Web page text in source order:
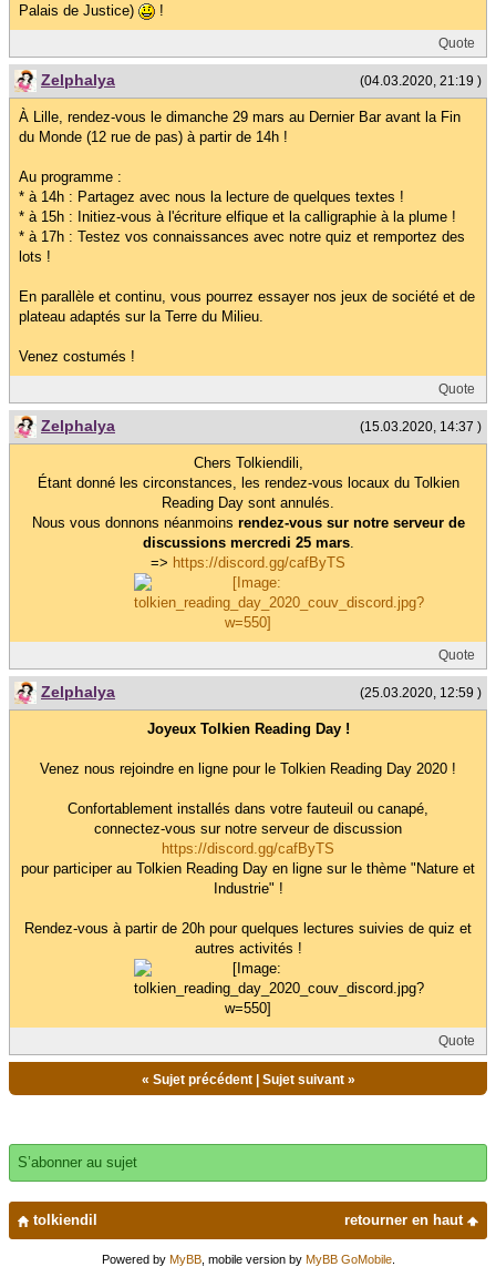
Palais de Justice)
!
Quote
(04.03.2020, 21:19 )
Zelphalya
À Lille, rendez-vous le dimanche 29 mars au Dernier Bar avant la Fin
du Monde (12 rue de pas) à partir de 14h !
Au programme :
* à 14h : Partagez avec nous la lecture de quelques textes !
* à 15h : Initiez-vous à l'écriture elfique et la calligraphie à la plume !
* à 17h : Testez vos connaissances avec notre quiz et remportez des
lots !
En parallèle et continu, vous pourrez essayer nos jeux de société et de
plateau adaptés sur la Terre du Milieu.
Venez costumés !
Quote
(15.03.2020, 14:37 )
Zelphalya
Chers Tolkiendili,
Étant donné les circonstances, les rendez-vous locaux du Tolkien
Reading Day sont annulés.
Nous vous donnons néanmoins rendez-vous sur notre serveur de
discussions mercredi 25 mars.
=> https://discord.gg/cafByTS
Quote
(25.03.2020, 12:59 )
Zelphalya
Joyeux Tolkien Reading Day !
Venez nous rejoindre en ligne pour le Tolkien Reading Day 2020 !
Confortablement installés dans votre fauteuil ou canapé,
connectez-vous sur notre serveur de discussion
https://discord.gg/cafByTS
pour participer au Tolkien Reading Day en ligne sur le thème "Nature et
Industrie" !
Rendez-vous à partir de 20h pour quelques lectures suivies de quiz et
autres activités !
Quote
« Sujet précédent| Sujet suivant»
S’abonner au sujet
retourner en haut
tolkiendil
Powered by MyBB, mobile version by MyBB GoMobile.